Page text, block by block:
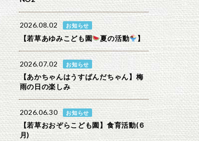
2026.08.02 お知らせ
【若草あゆみこども園 夏の活動 】
2026.07.02 お知らせ
【あかちゃんはうすぱんだちゃん】梅
雨の日の楽しみ
2026.06.30 お知らせ
【若草おおぞらこども園】食育活動(６
月)